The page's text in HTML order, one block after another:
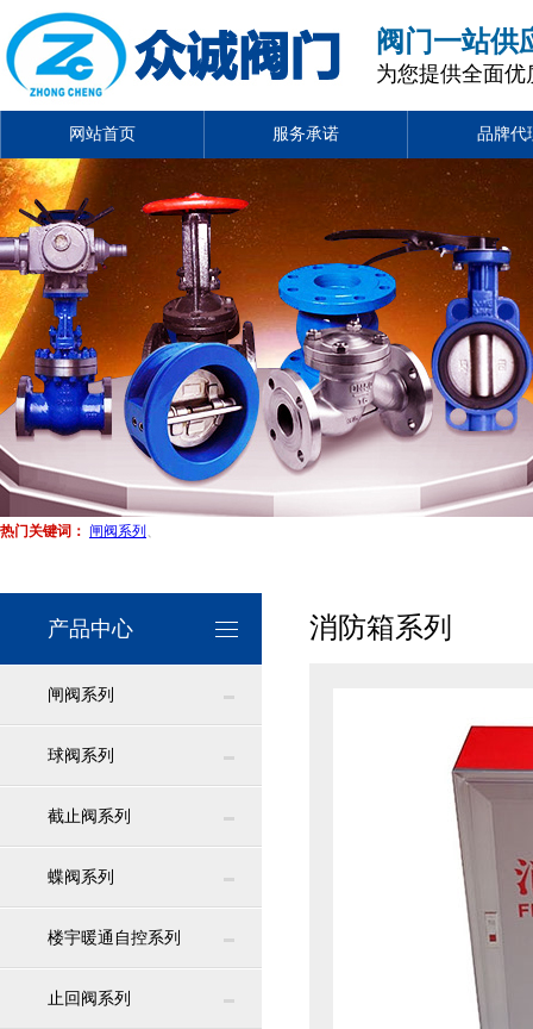
阀门一站供
为您提供全面
网站首页 服务承诺 品牌代
热门关键词： 闸阀系列 、
产品中心
闸阀系列
球阀系列
截止阀系列
蝶阀系列
楼宇暖通自控系列
止回阀系列
消防箱系列